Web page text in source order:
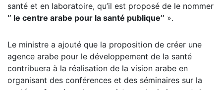
santé et en laboratoire, qu’il est proposé de le nommer
‘’ le centre arabe pour la santé publique’’ ».
Le ministre a ajouté que la proposition de créer une
agence arabe pour le développement de la santé
contribuera à la réalisation de la vision arabe en
organisant des conférences et des séminaires sur la